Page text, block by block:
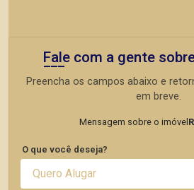
Fale com a gente
Preencha os campos abaixo e
em breve.
Mensagem sobre o imóvel
O que você deseja?
Quero Alugar